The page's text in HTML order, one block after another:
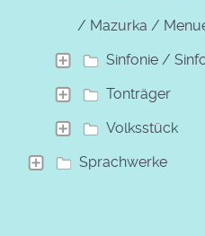
/ Mazurka /
Sinfonie /
Tonträger
Volksstück
Sprachwerke